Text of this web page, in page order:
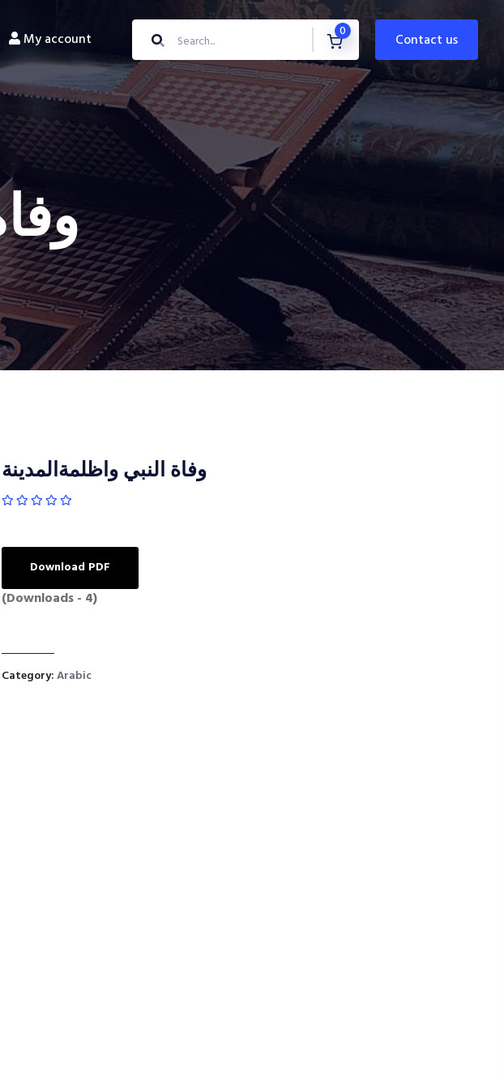
My account 0 contact us
وفاة النبي واظلمةالمدينة
Download PDF
(Downloads - 4)
Category:Arabic